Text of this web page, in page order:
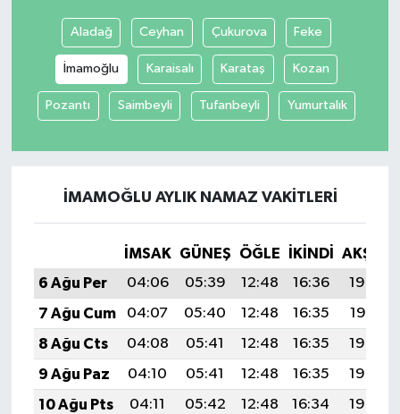
Aladağ Ceyhan Çukurova Feke
İmamoğlu Karaisalı Karataş Kozan
Pozantı Saimbeyli Tufanbeyli Yumurtalık
İMAMOĞLU AYLIK NAMAZ VAKITLERI
İMSAK GÜNEŞ ÖĞLE İKINDI
AKŞAM
6 Ağu Per
04:06 05:39 12:48 16:36
19:48
7 Ağu Cum
04:07 05:40 12:48 16:35
19:47
8 Ağu Cts
04:08 05:41 12:48 16:35
19:46
9 Ağu Paz
04:10 05:41 12:48 16:35
19:45
10 Ağu Pts
04:11 05:42 12:48 16:34 19:43